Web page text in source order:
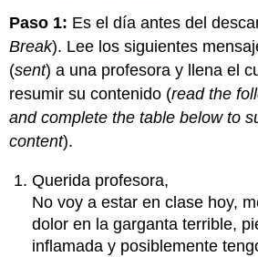
Paso 1: Es el día antes del
Break). Lee los siguientes
(sent) a una profesora y llena el
resumir su contenido (read the
and complete the table below to
content).
Querida profesora,
No voy a estar en clase hoy,
dolor en la garganta terrible,
inflamada y posiblemente